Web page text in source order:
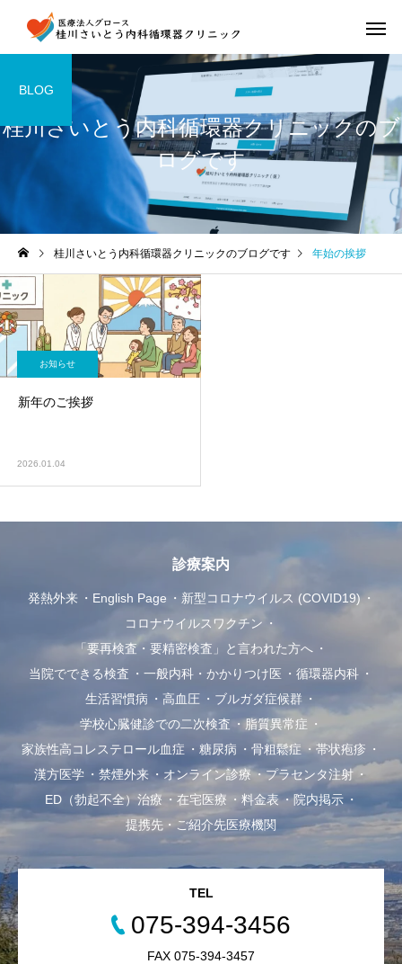
桂川さいとう内科循環器クリニックのブ
ログです
BLOG
桂川さいとう内科循環器クリニックのブログです 年始の挨拶
お知らせ
新年のご挨拶
2026.01.04
診療案内
発熱外来 English Page
新型コロナウイルス (COVID19)
コロナウイルスワクチン
「要再検査・要精密検査」と言われた方へ
当院でできる検査
一般内科・かかりつけ医
循環器内科
生活習慣病
高血圧
ブルガダ症候群
学校心臓健診での二次検査
脂質異常症
家族性高コレステロール血症
糖尿病 骨粗鬆症
帯状疱疹
漢方医学
禁煙外来 オンライン診療
プラセンタ注射
ED（勃起不全）治療
在宅医療 料金表
院内掲示
提携先・ご紹介先医療機関
TEL
075-394-3456
FAX 075-394-3457